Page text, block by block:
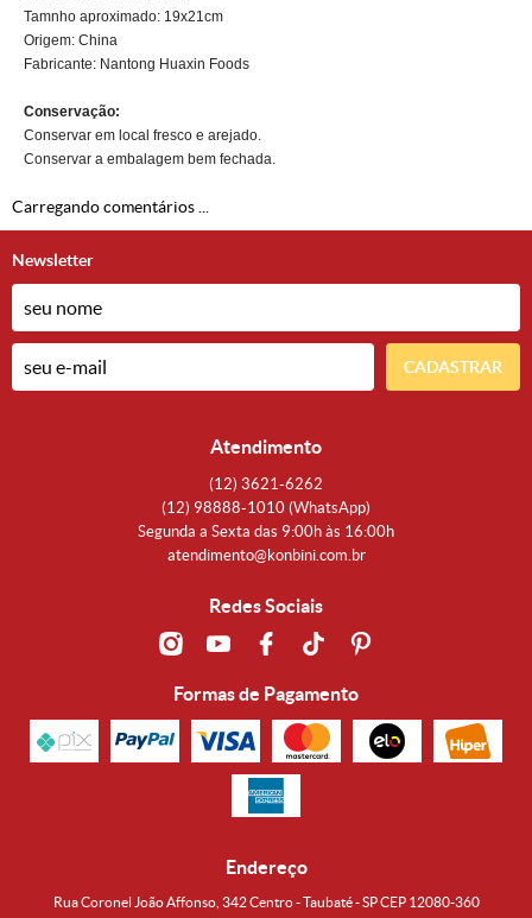
Tamnho aproximado: 19x21cm
Origem: China
Fabricante: Nantong Huaxin Foods
Conservação:
Conservar em local fresco e arejado.
Conservar a embalagem bem fechada.
Carregando comentários ...
Newsletter
CADASTRAR
Atendimento
(12) 3621-6262
(12) 98888-1010 (WhatsApp)
Segunda a Sexta das 9:00h às 16:00h
atendimento@konbini.com.br
Redes Sociais
Formas de Pagamento
Endereço
Rua Coronel João Affonso, 342 Centro - Taubaté - SP CEP 12080-360